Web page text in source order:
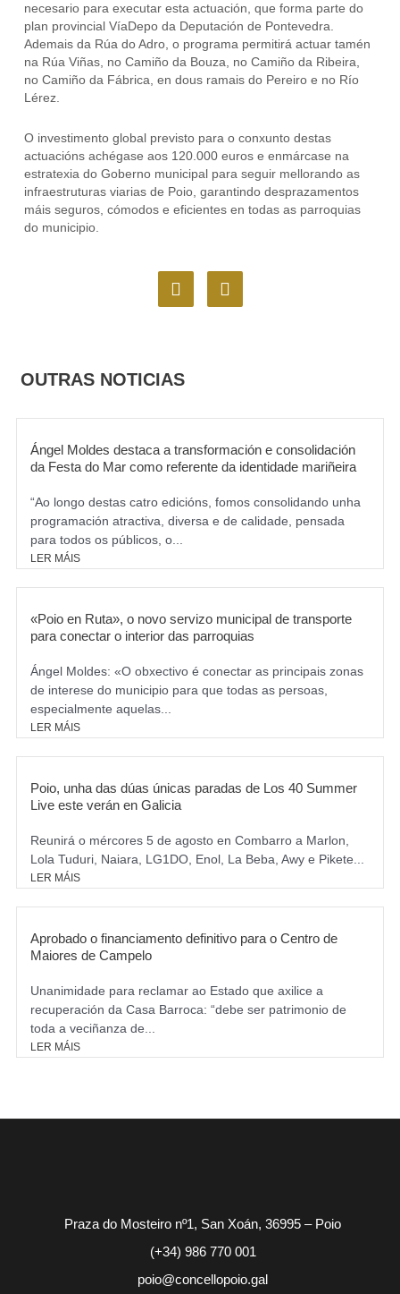
necesario para executar esta actuación, que forma parte do
plan provincial VíaDepo da Deputación de Pontevedra.
Ademais da Rúa do Adro, o programa permitirá actuar tamén
na Rúa Viñas, no Camiño da Bouza, no Camiño da Ribeira,
no Camiño da Fábrica, en dous ramais do Pereiro e no Río
Lérez.
O investimento global previsto para o conxunto destas
actuacións achégase aos 120.000 euros e enmárcase na
estratexia do Goberno municipal para seguir mellorando as
infraestruturas viarias de Poio, garantindo desprazamentos
máis seguros, cómodos e eficientes en todas as parroquias
do municipio.
F
a
o
o
I
n
m
OUTRAS NOTICIAS
Ángel Moldes destaca a transformación e consolidación
da Festa do Mar como referente da identidade mariñeira
“Ao longo destas catro edicións, fomos consolidando unha
programación atractiva, diversa e de calidade, pensada
para todos os públicos, o...
LER MÁIS
«Poio en Ruta», o novo servizo municipal de transporte
para conectar o interior das parroquias
Ángel Moldes: «O obxectivo é conectar as principais zonas
de interese do municipio para que todas as persoas,
especialmente aquelas...
LER MÁIS
Poio, unha das dúas únicas paradas de Los 40 Summer
Live este verán en Galicia
Reunirá o mércores 5 de agosto en Combarro a Marlon,
Lola Tuduri, Naiara, LG1DO, Enol, La Beba, Awy e Pikete...
LER MÁIS
Aprobado o financiamento definitivo para o Centro de
Maiores de Campelo
Unanimidade para reclamar ao Estado que axilice a
recuperación da Casa Barroca: “debe ser patrimonio de
toda a veciñanza de...
LER MÁIS
Praza do Mosteiro nº1, San Xoán, 36995 – Poio
(+34) 986 770 001
poio@concellopoio.gal